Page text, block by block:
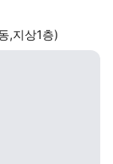
,지상1층)